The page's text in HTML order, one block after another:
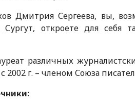
Дмитрия Сергеева, вы,
Сургут, откроете для
различных
2002 г. – членом Союза